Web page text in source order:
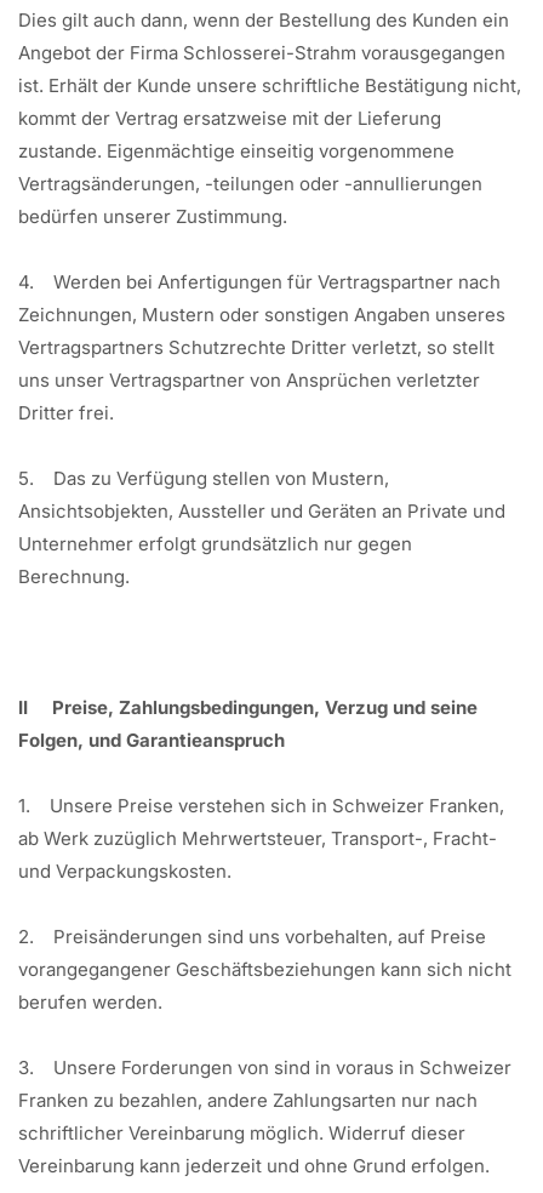
Dies gilt auch dann, wenn der Bestellung des Kunden ein
Angebot der Firma Schlosserei-Strahm vorausgegangen
ist. Erhält der Kunde unsere schriftliche Bestätigung nicht,
kommt der Vertrag ersatzweise mit der Lieferung
zustande. Eigenmächtige einseitig vorgenommene
Vertragsänderungen, -teilungen oder -annullierungen
bedürfen unserer Zustimmung.
4. Werden bei Anfertigungen für Vertragspartner nach
Zeichnungen, Mustern oder sonstigen Angaben unseres
Vertragspartners Schutzrechte Dritter verletzt, so stellt
uns unser Vertragspartner von Ansprüchen verletzter
Dritter frei.
5. Das zu Verfügung stellen von Mustern,
Ansichtsobjekten, Aussteller und Geräten an Private und
Unternehmer erfolgt grundsätzlich nur gegen
Berechnung.
II Preise, Zahlungsbedingungen, Verzug und seine
Folgen, und Garantieanspruch
1. Unsere Preise verstehen sich in Schweizer Franken,
ab Werk zuzüglich Mehrwertsteuer, Transport-, Fracht-
und Verpackungskosten.
2. Preisänderungen sind uns vorbehalten, auf Preise
vorangegangener Geschäftsbeziehungen kann sich nicht
berufen werden.
3. Unsere Forderungen von sind in voraus in Schweizer
Franken zu bezahlen, andere Zahlungsarten nur nach
schriftlicher Vereinbarung möglich. Widerruf dieser
Vereinbarung kann jederzeit und ohne Grund erfolgen.